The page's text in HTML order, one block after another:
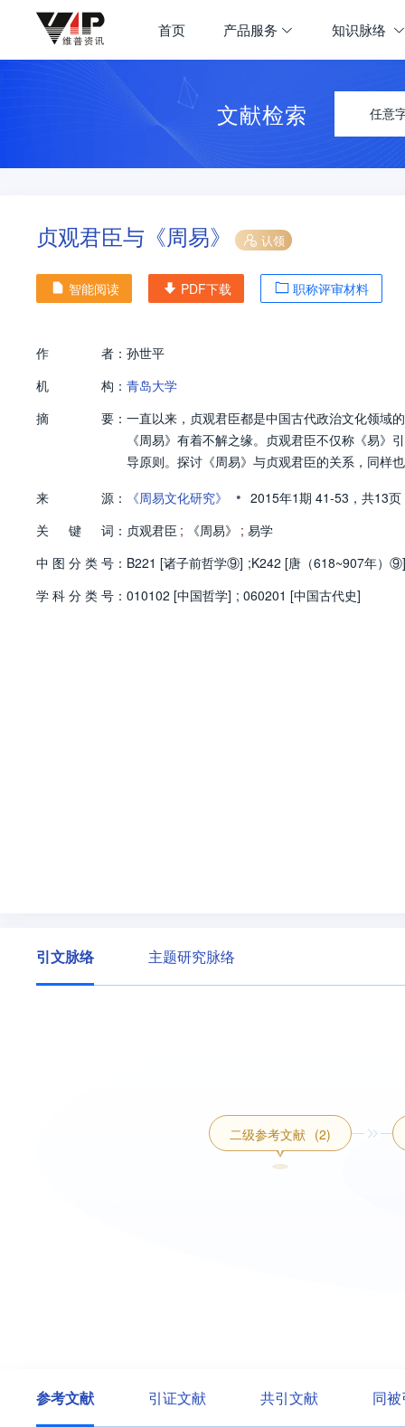
首页 产品服务 知识脉络
文献检索 任意
贞观君臣与《周易》 认领
智能阅读 PDF下载 职称评审材料
作 者： 孙世平
机
构： 青岛大学
摘
要： 一直以来，贞观君臣都是中国古代政治文化领域
《周易》有着不解之缘。贞观君臣不仅称《易
导原则。探讨《周易》与贞观君臣的关系，同样
来
源： 《周易文化研究》 • 2015年1期 41-53， 共13页
关
键 词： 贞观君臣 ; 《周易》 ; 易学
中 图 分 类 号： B221 [诸子前哲学⑨] ;K242 [唐（618~907年）⑨]
学 科 分 类 号： 010102 [中国哲学] ; 060201 [中国古代史]
引文脉络 主题研究脉络
二级参考文献 (2)
参考文献 引证文献 共引文献 同